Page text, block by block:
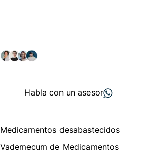
Habla con un asesor
Medicamentos desabastecidos
Vademecum de Medicamentos